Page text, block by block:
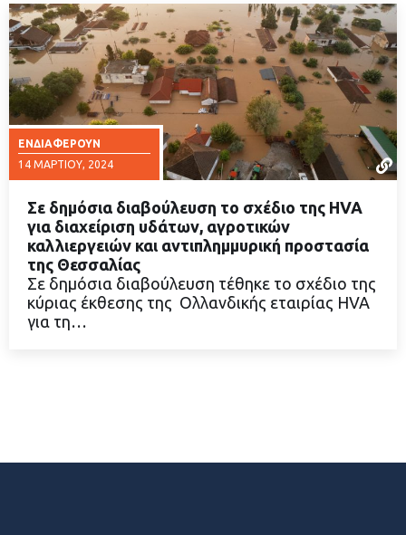
ΕΝΔΙΑΦΈΡΟΥΝ
14 ΜΑΡΤΊΟΥ, 2024
ΔΙΑΒΑΣΤΕ ΠΕΡΙΣΣΟΤΕΡΑ
Σε δημόσια διαβούλευση το σχέδιο της HVA
για διαχείριση υδάτων, αγροτικών
καλλιεργειών και αντιπλημμυρική προστασία
της Θεσσαλίας
Σε δημόσια διαβούλευση τέθηκε το σχέδιο της
κύριας έκθεσης της Ολλανδικής εταιρίας HVA
για τη…